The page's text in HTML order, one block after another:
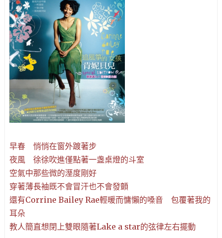
早春 悄悄在窗外踱著步
夜風 徐徐吹進僅點著一盏桌燈的斗室
空氣中那些微的溼度剛好
穿著薄長袖既不會冒汗也不會發顫
還有Corrine Bailey Rae輕暖而慵懶的嗓音 包覆著我的
耳朵
教人簡直想閉上雙眼隨著Lake a star的弦律左右擺動